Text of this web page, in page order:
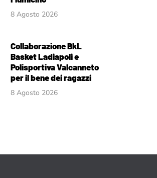
8 Agosto 2026
Collaborazione BkL
Basket Ladiapoli e
Polisportiva Valcanneto
per il bene dei ragazzi
8 Agosto 2026